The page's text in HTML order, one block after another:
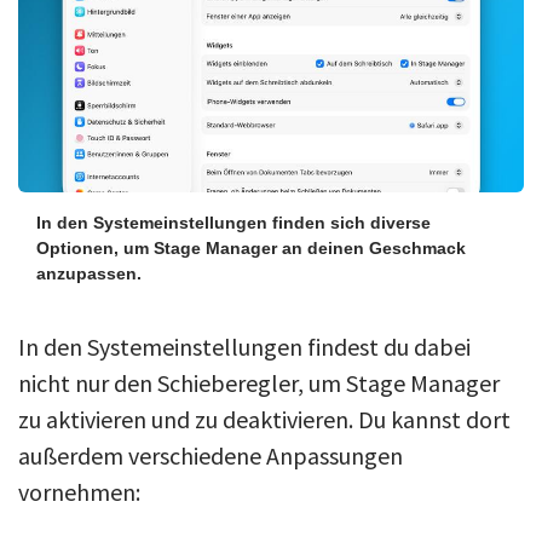
In den Systemeinstellungen finden sich diverse
Optionen, um Stage Manager an deinen Geschmack
anzupassen.
In den Systemeinstellungen findest du dabei
nicht nur den Schieberegler, um Stage Manager
zu aktivieren und zu deaktivieren. Du kannst dort
außerdem verschiedene Anpassungen
vornehmen: